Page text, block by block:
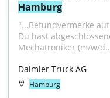
Hamburg
"...Befundvermerke
Du hast
Mechatroniker (m/w/
Daimler Truck AG
Hamburg